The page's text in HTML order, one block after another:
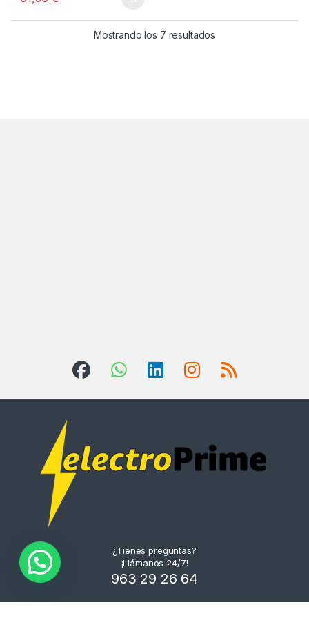
Mostrando los 7 resultados
¿Tienes preguntas?
¡Llámanos 24/7!
963 29 26 64